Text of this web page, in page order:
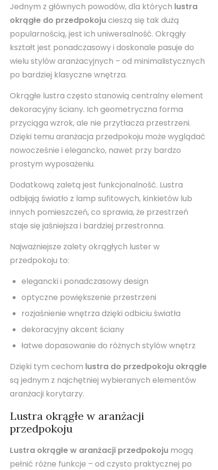
Jednym z głównych powodów, dla których lustra
okrągłe do przedpokojucieszą się tak dużą
popularnością, jest ich uniwersalność. Okrągły
kształt jest ponadczasowy i doskonale pasuje do
wielu stylów aranżacyjnych – od minimalistycznych
po bardziej klasyczne wnętrza.
Okrągłe lustra często stanowią centralny element
dekoracyjny ściany. Ich geometryczna forma
przyciąga wzrok, ale nie przytłacza przestrzeni.
Dzięki temu aranżacja przedpokoju może wyglądać
nowocześnie i elegancko, nawet przy bardzo
prostym wyposażeniu.
Dodatkową zaletą jest funkcjonalność. Lustra
odbijają światło z lamp sufitowych, kinkietów lub
innych pomieszczeń, co sprawia, że przestrzeń
staje się jaśniejsza i bardziej przestronna.
Najważniejsze zalety okrągłych luster w
przedpokoju to:
elegancki i ponadczasowy design
optyczne powiększenie przestrzeni
rozjaśnienie wnętrza dzięki odbiciu światła
dekoracyjny akcent ściany
łatwe dopasowanie do różnych stylów wnętrz
Dzięki tym cechom lustra do przedpokoju okrągłe
są jednym z najchętniej wybieranych elementów
aranżacji korytarzy.
Lustra okrągłe w aranżacji
przedpokoju
Lustra okrągłe w aranżacji przedpokoju mogą
pełnić różne funkcje – od czysto praktycznej po